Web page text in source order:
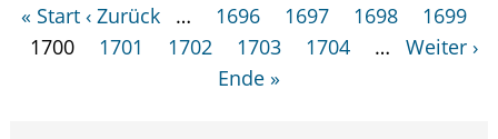
« Start ‹ Zurück … 1696 1697 1698
1699
1700
1701 1702 1703 1704 …
Weiter ›
Ende »